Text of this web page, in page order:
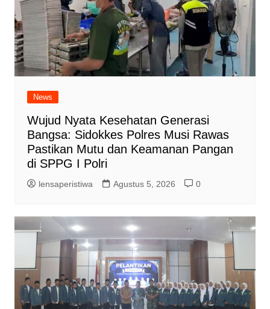
News
Wujud Nyata Kesehatan Generasi
Bangsa: Sidokkes Polres Musi Rawas
Pastikan Mutu dan Keamanan Pangan
di SPPG I Polri
lensaperistiwa Agustus 5, 2026 0